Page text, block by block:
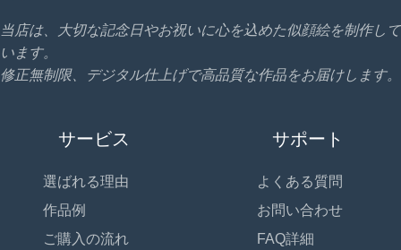
当店は、大切な記念日やお祝いに心を込めた似顔絵を制作して
います。
修正無制限、デジタル仕上げで高品質な作品をお届けします。
サービス
選ばれる理由
作品例
ご購入の流れ
サポート
よくある質問
お問い合わせ
FAQ詳細